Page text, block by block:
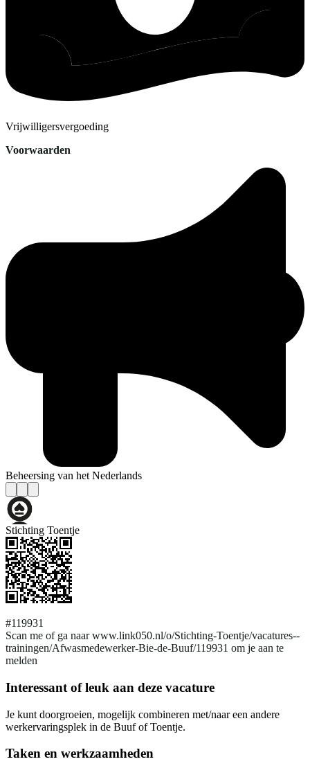
Vrijwilligersvergoeding
Voorwaarden
Beheersing van het Nederlands
Stichting Toentje
#119931
Scan me of ga naar www.link050.nl/o/Stichting-Toentje/vacatures--
trainingen/Afwasmedewerker-Bie-de-Buuf/119931 om je aan te
melden
Interessant of leuk aan deze vacature
Je kunt doorgroeien, mogelijk combineren met/naar een andere
werkervaringsplek in de Buuf of Toentje.
Taken en werkzaamheden